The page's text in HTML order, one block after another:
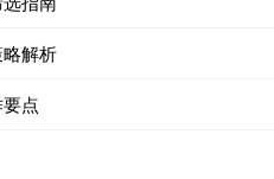
解析
点